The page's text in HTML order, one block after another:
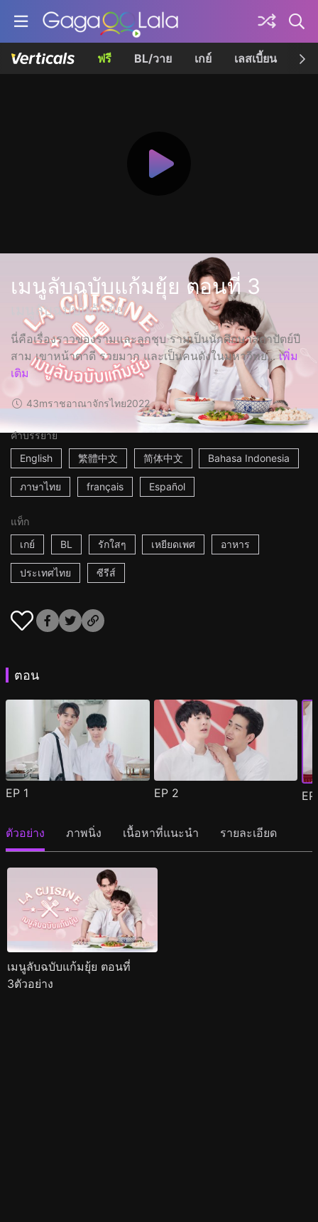
ฟรี BL/วาย เกย์ เลสเบี้ยน เค
เมนูลับฉบับแก้มยุ้ย ตอนที่ 3
เมนูลับฉบับแก้มยุ้ย
นี่คือเรื่องราวของรามและลูกชุบ รามเป็นนักศึกษาสถาปัตย์ปี
สาม เขาหน้าตาดี รวยมาก และเป็นคนดังในมหาวิทย... เพิ่ม
เติม
43mราชอาณาจักรไทย2022
คำบรรยาย
English
繁體中文 简体中文 Bahasa Indonesia
ภาษาไทย français Español
แท็ก
เกย์
BL รักใสๆ เหยียดเพศ อาหาร
ประเทศไทย ซีรีส์
ตอน
EP 1 EP 2
ตัวอย่าง ภาพนิ่ง เนื้อหาที่แนะนำ รายละเอียด
เมนูลับฉบับแก้มยุ้ย ตอนที่
3ตัวอย่าง